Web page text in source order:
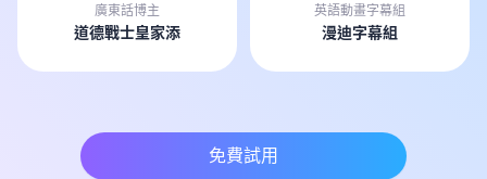
廣東話博主
道德戰士皇家添
英語動畫字幕組
漫迪字幕組
免費試用